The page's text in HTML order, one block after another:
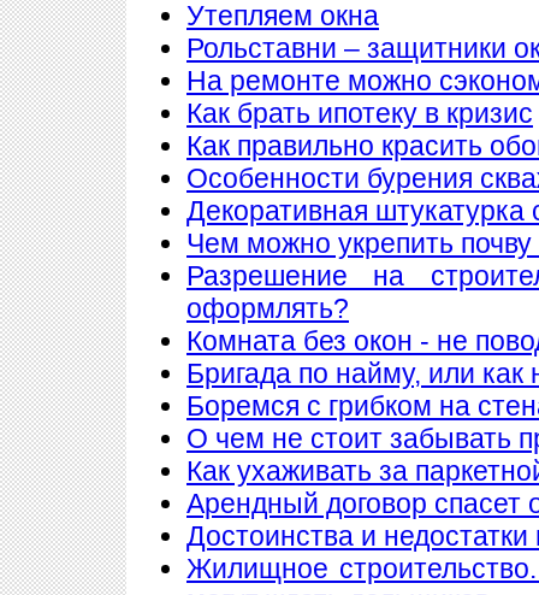
Утепляем окна
Рольставни – защитники
На ремонте можно
Как брать ипотеку в кризис
Как правильно красить
Особенности бурения
Декоративная штукатурка
Чем можно укрепить почву
Разрешение на
оформлять?
Комната без окон - не
Бригада по найму, или как
Боремся с грибком на
О чем не стоит забывать
Как ухаживать за
Арендный договор спасет
Достоинства и
Жилищное